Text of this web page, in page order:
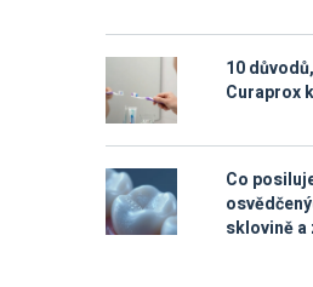
10
Curaprox
Co
sklovině